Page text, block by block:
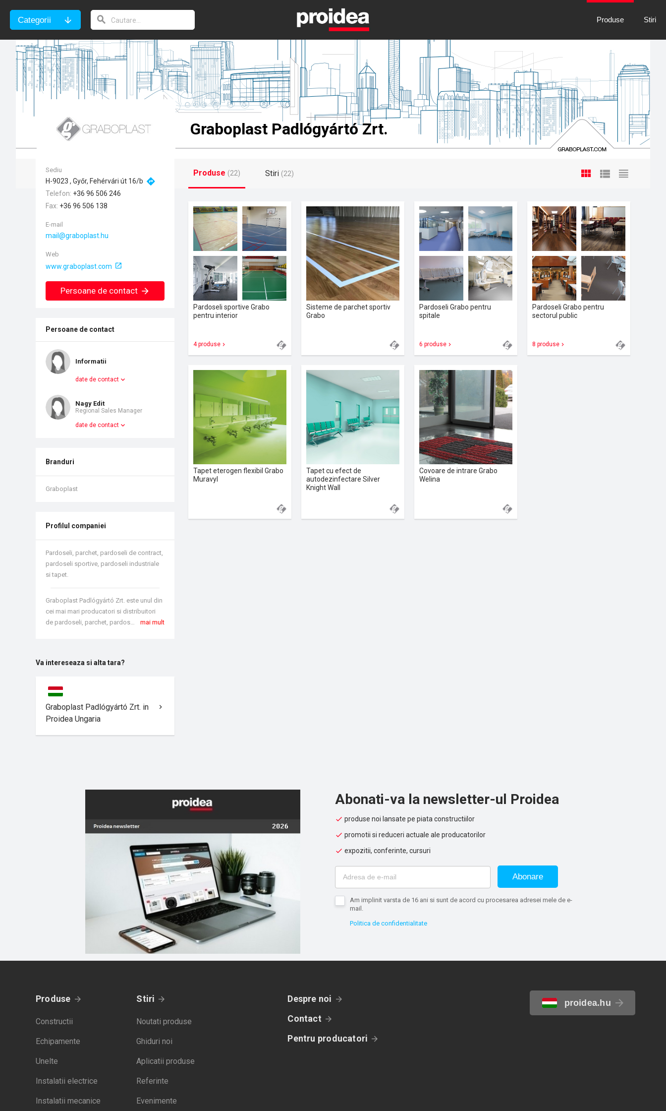
Categorii Produse Stiri
Graboplast Padlógyártó Zrt.
Produse (22) Stiri (22)
Pardoseli sportive Grabo
pentru interior
4 produse
Sisteme de parchet sportiv
Grabo
Pardoseli Grabo pentru
spitale
6 produse
Pardoseli Grabo pentru
sectorul public
8 produse
Tapet eterogen flexibil Grabo
Muravyl
Tapet cu efect de
autodezinfectare Silver
Knight Wall
Covoare de intrare Grabo
Welina
Sediu
H-9023 , Győr, Fehérvári út 16/b
Telefon +36 96 506 246
Fax +36 96 506 138
E-mail
Web
www.graboplast.com
Persoane de contact
Persoane de contact
Informatii
date de contact
Nagy Edit
Regional Sales Manager
date de contact
Branduri
Graboplast
Profilul companiei
Pardoseli, parchet, pardoseli de contract,
pardoseli sportive, pardoseli industriale
si tapet.
Graboplast Padlógyártó Zrt. este unul din
cei mai mari producatori si distribuitori
de pardoseli, parchet, pardoseli de contract, pardoseli sportive, pardoseli industriale, tapet si de imitatie de piele, din Europa-Centrala, acesta fiind situat in Gyor, Ungaria. Graboplast are o experienta de peste 30 de ani in domeniul productiei de pardoseli din vinil sport.
mai mult
Va intereseaza si alta tara?
Graboplast Padlógyártó Zrt. in
Proidea Ungaria
Abonati-va la newsletter-ul Proidea
produse noi lansate pe piata constructiilor
promotii si reduceri actuale ale producatorilor
expozitii, conferinte, cursuri
Abonare
Am implinit varsta de 16 ani si sunt de acord cu procesarea adresei mele de e-
mail.
Politica de confidentialitate
Produse
Constructii
Echipamente
Unelte
Instalatii electrice
Instalatii mecanice
Stiri
Noutati produse
Ghiduri noi
Aplicatii produse
Referinte
Evenimente
Despre noi
Contact
Pentru producatori
proidea.hu